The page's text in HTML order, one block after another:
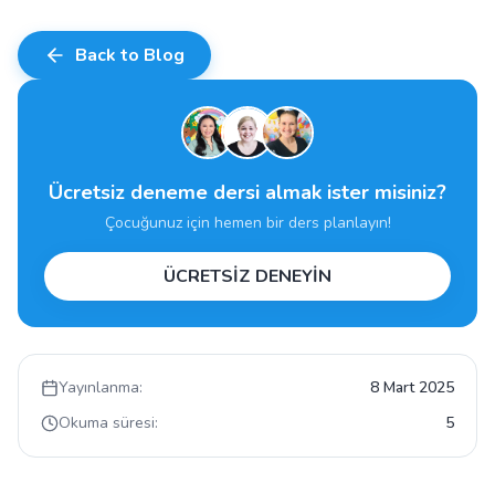
Back to Blog
Ücretsiz deneme dersi almak ister misiniz?
Çocuğunuz için hemen bir ders planlayın!
ÜCRETSİZ DENEYİN
Yayınlanma:
8 Mart 2025
Okuma süresi:
5